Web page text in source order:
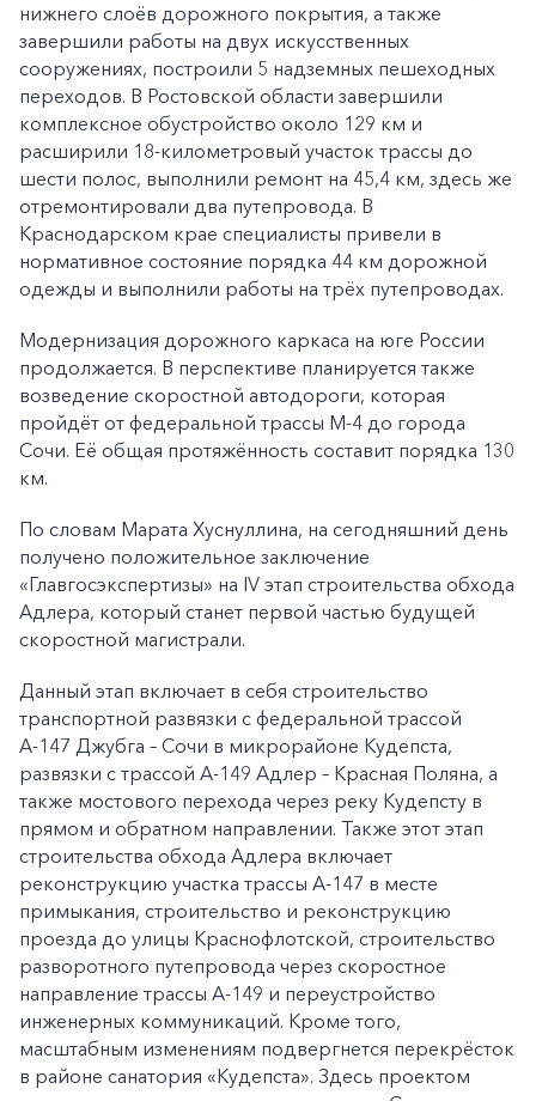
нижнего слоёв дорожного покрытия, а также
завершили работы на двух искусственных
сооружениях, построили 5 надземных пешеходных
переходов. В Ростовской области завершили
комплексное обустройство около 129 км и
расширили 18-километровый участок трассы до
шести полос, выполнили ремонт на 45,4 км, здесь же
отремонтировали два путепровода. В
Краснодарском крае специалисты привели в
нормативное состояние порядка 44 км дорожной
одежды и выполнили работы на трёх путепроводах.
Модернизация дорожного каркаса на юге России
продолжается. В перспективе планируется также
возведение скоростной автодороги, которая
пройдёт от федеральной трассы М-4 до города
Сочи. Её общая протяжённость составит порядка 130
км.
По словам Марата Хуснуллина, на сегодняшний день
получено положительное заключение
«Главгосэкспертизы» на IV этап строительства обхода
Адлера, который станет первой частью будущей
скоростной магистрали.
Данный этап включает в себя строительство
транспортной развязки с федеральной трассой
А-147 Джубга – Сочи в микрорайоне Кудепста,
развязки с трассой А-149 Адлер – Красная Поляна, а
также мостового перехода через реку Кудепсту в
прямом и обратном направлении. Также этот этап
строительства обхода Адлера включает
реконструкцию участка трассы А-147 в месте
примыкания, строительство и реконструкцию
проезда до улицы Краснофлотской, строительство
разворотного путепровода через скоростное
направление трассы А-149 и переустройство
инженерных коммуникаций. Кроме того,
масштабным изменениям подвергнется перекрёсток
в районе санатория «Кудепста». Здесь проектом